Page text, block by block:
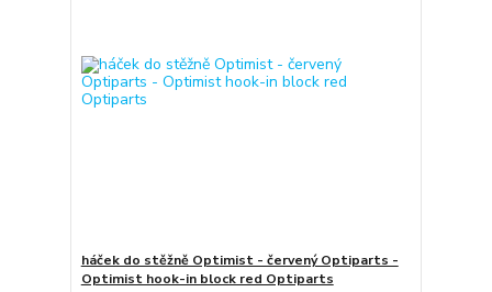
háček do stěžně Optimist - červený Optiparts -
Optimist hook-in block red Optiparts